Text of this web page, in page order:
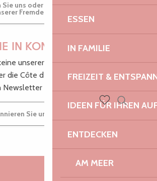
ESSEN
IN FAMILIE
FREIZEIT &
IDEEN FÜR IHREN
ENTDECKEN
AM MEER
Fremdenverkehrsbüros.
IN KONTAKT!
unserer guten Tipps und
die Côte de Granit Rose, melden Sie
an.
Sie unseren Newsletter